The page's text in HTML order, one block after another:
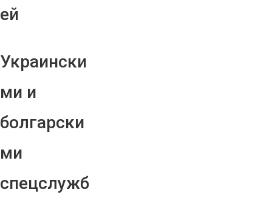
ей
Украински
ми и
болгарски
ми
спецслужб